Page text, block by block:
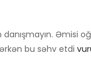
Əmisi
bu səhv etdi